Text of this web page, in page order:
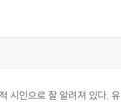
시인으로 잘 알려져 있다.